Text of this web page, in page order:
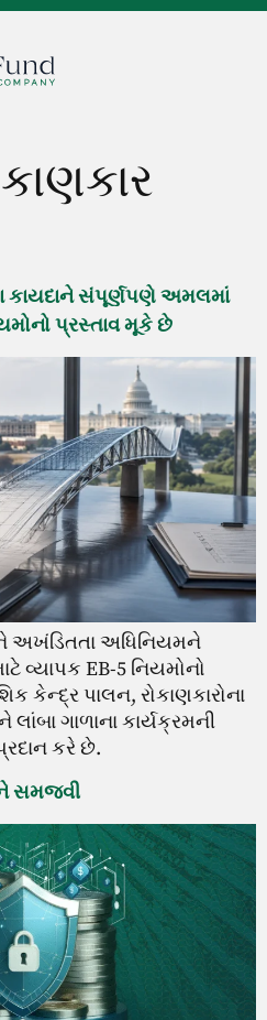
કાયદાને સંપૂર્ણપણે અમલમાં
પ્રસ્તાવ મૂકે છે
અખંડિતતા અધિનિયમને
વ્યાપક EB-5 નિયમોનો
કેન્દ્ર પાલન, રોકાણકારોના
ગાળાના કાર્યક્રમની
કરે છે.
સમજવી